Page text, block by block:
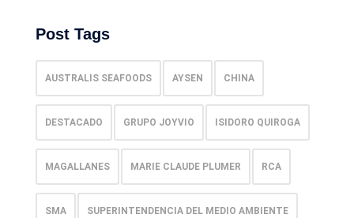
Post Tags
AUSTRALIS SEAFOODS AYSEN CHINA
DESTACADO GRUPO JOYVIO ISIDORO QUIROGA
MAGALLANES MARIE CLAUDE PLUMER RCA
SMA SUPERINTENDENCIA DEL MEDIO AMBIENTE